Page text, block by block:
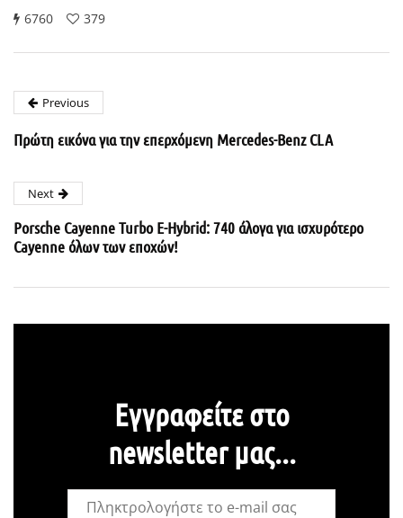
6760 379
Previous
Πρώτη εικόνα για την επερχόμενη Mercedes-Benz CLA
Next
Porsche Cayenne Turbo E-Hybrid: 740 άλογα για ισχυρότερο
Cayenne όλων των εποχών!
Εγγραφείτε στο
newsletter μας...